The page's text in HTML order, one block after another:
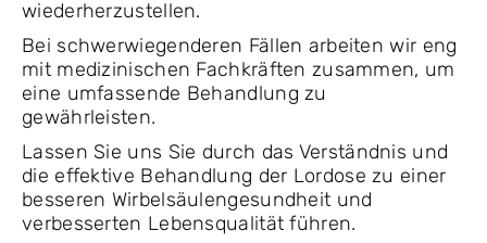
wiederherzustellen.
Bei schwerwiegenderen Fällen arbeiten wir eng
mit medizinischen Fachkräften zusammen, um
eine umfassende Behandlung zu
gewährleisten.
Lassen Sie uns Sie durch das Verständnis und
die effektive Behandlung der Lordose zu einer
besseren Wirbelsäulengesundheit und
verbesserten Lebensqualität führen.